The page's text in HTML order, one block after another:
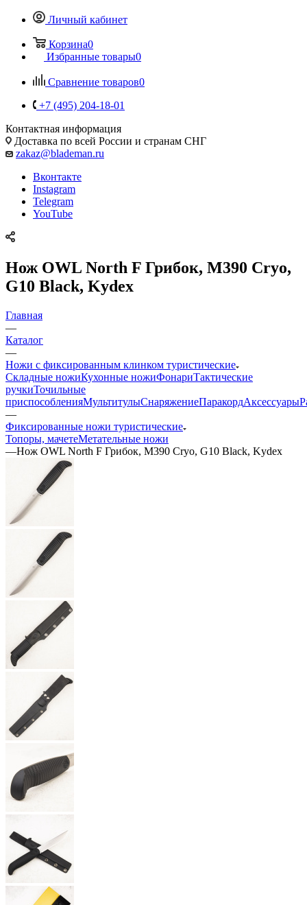
Личный кабинет
Корзина0
Избранные товары0
Сравнение товаров0
+7 (495) 204-18-01
Контактная информация
Доставка по всей России и странам СНГ
zakaz@blademan.ru
Вконтакте
Instagram
Telegram
YouTube
Нож OWL North F Грибок, M390 Cryo,
G10 Black, Kydex
Главная
—
Каталог
—
Ножи с фиксированным клинком туристические
Складные ножиКухонные ножиФонариТактические
ручкиТочильные
приспособленияМультитулыСнаряжениеПаракордАксессуары
—
Фиксированные ножи туристические
Топоры, мачетеМетательные ножи
—Нож OWL North F Грибок, M390 Cryo, G10 Black, Kydex